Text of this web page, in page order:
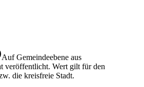
Auf Gemeindeebene aus
veröffentlicht. Wert gilt für den
die kreisfreie Stadt.